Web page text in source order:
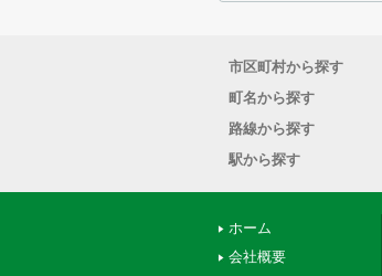
市区町村から探す
町名から探す
路線から探す
駅から探す
ホーム
会社概要